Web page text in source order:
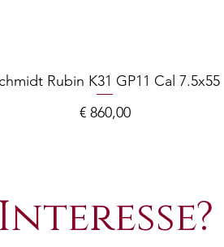
Rubin K31 GP11 Cal 7.5x55
Prijs
€ 860,00
Interesse?